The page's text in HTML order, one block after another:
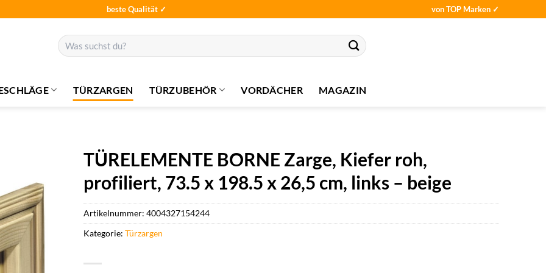
beste Qualität ✓ von TOP Marken ✓
Suchen
nach:
TÜRZARGEN TÜRZUBEHÖR VORDÄCHER MAGAZIN
TÜRELEMENTE BORNE Zarge, Kiefer roh,
profiliert, 73.5 x 198.5 x 26,5 cm, links – beige
Artikelnummer:4004327154244
Kategorie:Türzargen